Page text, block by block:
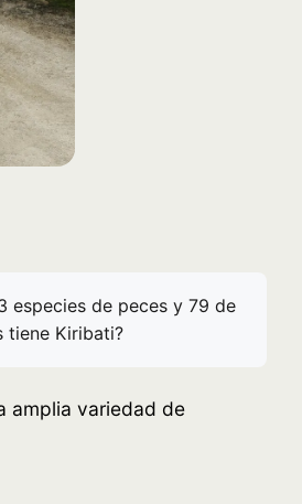
especies de peces y 79 de
tiene Kiribati?
amplia variedad de